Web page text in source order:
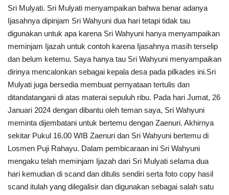
Sri Mulyati. Sri Mulyati menyampaikan bahwa benar adanya
Ijasahnya dipinjam Sri Wahyuni dua hari tetapi tidak tau
digunakan untuk apa karena Sri Wahyuni hanya menyampaikan
meminjam Ijazah untuk contoh karena Ijasahnya masih terselip
dan belum ketemu. Saya hanya tau Sri Wahyuni menyampaikan
dirinya mencalonkan sebagai kepala desa pada pilkades ini.Sri
Mulyati juga bersedia membuat pernyataan tertulis dan
ditandatangani di atas materai sepuluh ribu. Pada hari Jumat, 26
Januari 2024 dengan dibantu oleh teman saya, Sri Wahyuni
meminta dijembatani untuk bertemu dengan Zaenuri. Akhirnya
sekitar Pukul 16.00 WIB Zaenuri dan Sri Wahyuni bertemu di
Losmen Puji Rahayu. Dalam pembicaraan ini Sri Wahyuni
mengaku telah meminjam Ijazah dari Sri Mulyati selama dua
hari kemudian di scand dan ditulis sendiri serta foto copy hasil
scand itulah yang dilegalisir dan digunakan sebagai salah satu